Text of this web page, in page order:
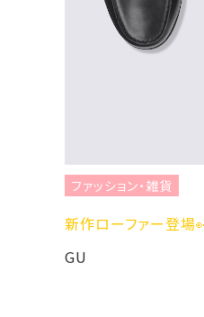
ファッション・雑貨
新作ローファー登場
GU